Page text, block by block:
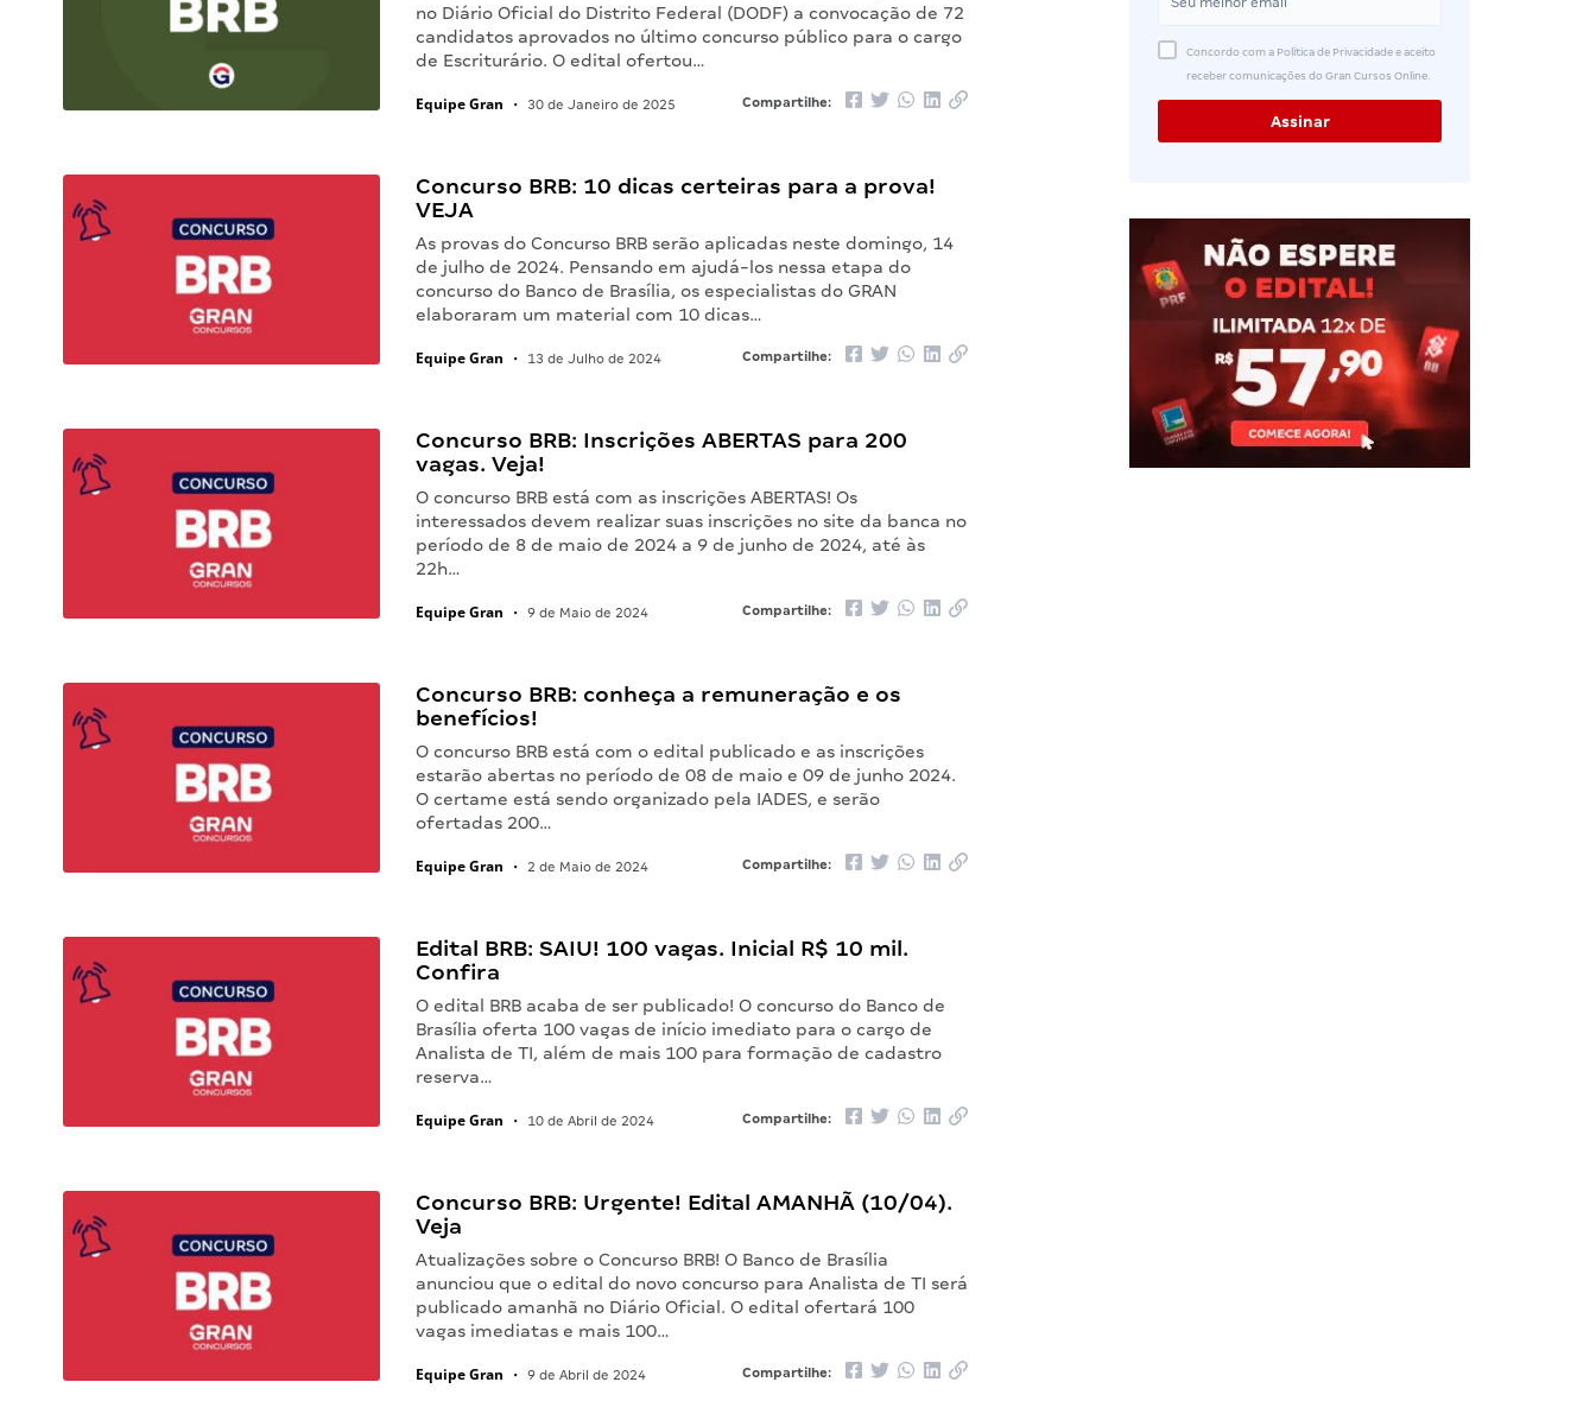
no Diário Oficial do Distrito Federal (DODF) a convocação de 72
candidatos aprovados no último concurso público para o cargo
de Escriturário. O edital ofertou…
Equipe Gran • 30 de Janeiro de 2025 Compartilhe:
Concurso BRB: 10 dicas certeiras para a prova!
VEJA
As provas do Concurso BRB serão aplicadas neste domingo, 14
de julho de 2024. Pensando em ajudá-los nessa etapa do
concurso do Banco de Brasília, os especialistas do GRAN
elaboraram um material com 10 dicas…
Equipe Gran • 13 de Julho de 2024 Compartilhe:
Concurso BRB: Inscrições ABERTAS para 200
vagas. Veja!
O concurso BRB está com as inscrições ABERTAS! Os
interessados devem realizar suas inscrições no site da banca no
período de 8 de maio de 2024 a 9 de junho de 2024, até às
22h…
Equipe Gran • 9 de Maio de 2024 Compartilhe:
Concurso BRB: conheça a remuneração e os
benefícios!
O concurso BRB está com o edital publicado e as inscrições
estarão abertas no período de 08 de maio e 09 de junho 2024.
O certame está sendo organizado pela IADES, e serão
ofertadas 200…
Equipe Gran • 2 de Maio de 2024 Compartilhe:
Edital BRB: SAIU! 100 vagas. Inicial R$ 10 mil.
Confira
O edital BRB acaba de ser publicado! O concurso do Banco de
Brasília oferta 100 vagas de início imediato para o cargo de
Analista de TI, além de mais 100 para formação de cadastro
reserva…
Equipe Gran • 10 de Abril de 2024 Compartilhe:
Concurso BRB: Urgente! Edital AMANHÃ (10/04).
Veja
Atualizações sobre o Concurso BRB! O Banco de Brasília
anunciou que o edital do novo concurso para Analista de TI será
publicado amanhã no Diário Oficial. O edital ofertará 100
vagas imediatas e mais 100…
Equipe Gran • 9 de Abril de 2024 Compartilhe:
Concordo com a Política de Privacidade e aceito
receber comunicações do Gran Cursos Online.